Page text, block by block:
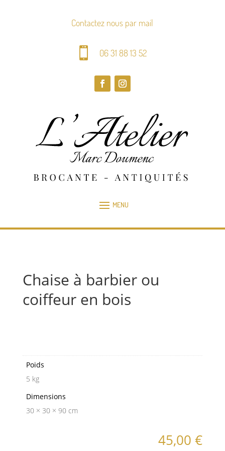
Contactez nous par mail
 06 31 88 13 52
Chaise à barbier ou
coiffeur en bois
Poids
5 kg
Dimensions
30 × 30 × 90 cm
45,00€